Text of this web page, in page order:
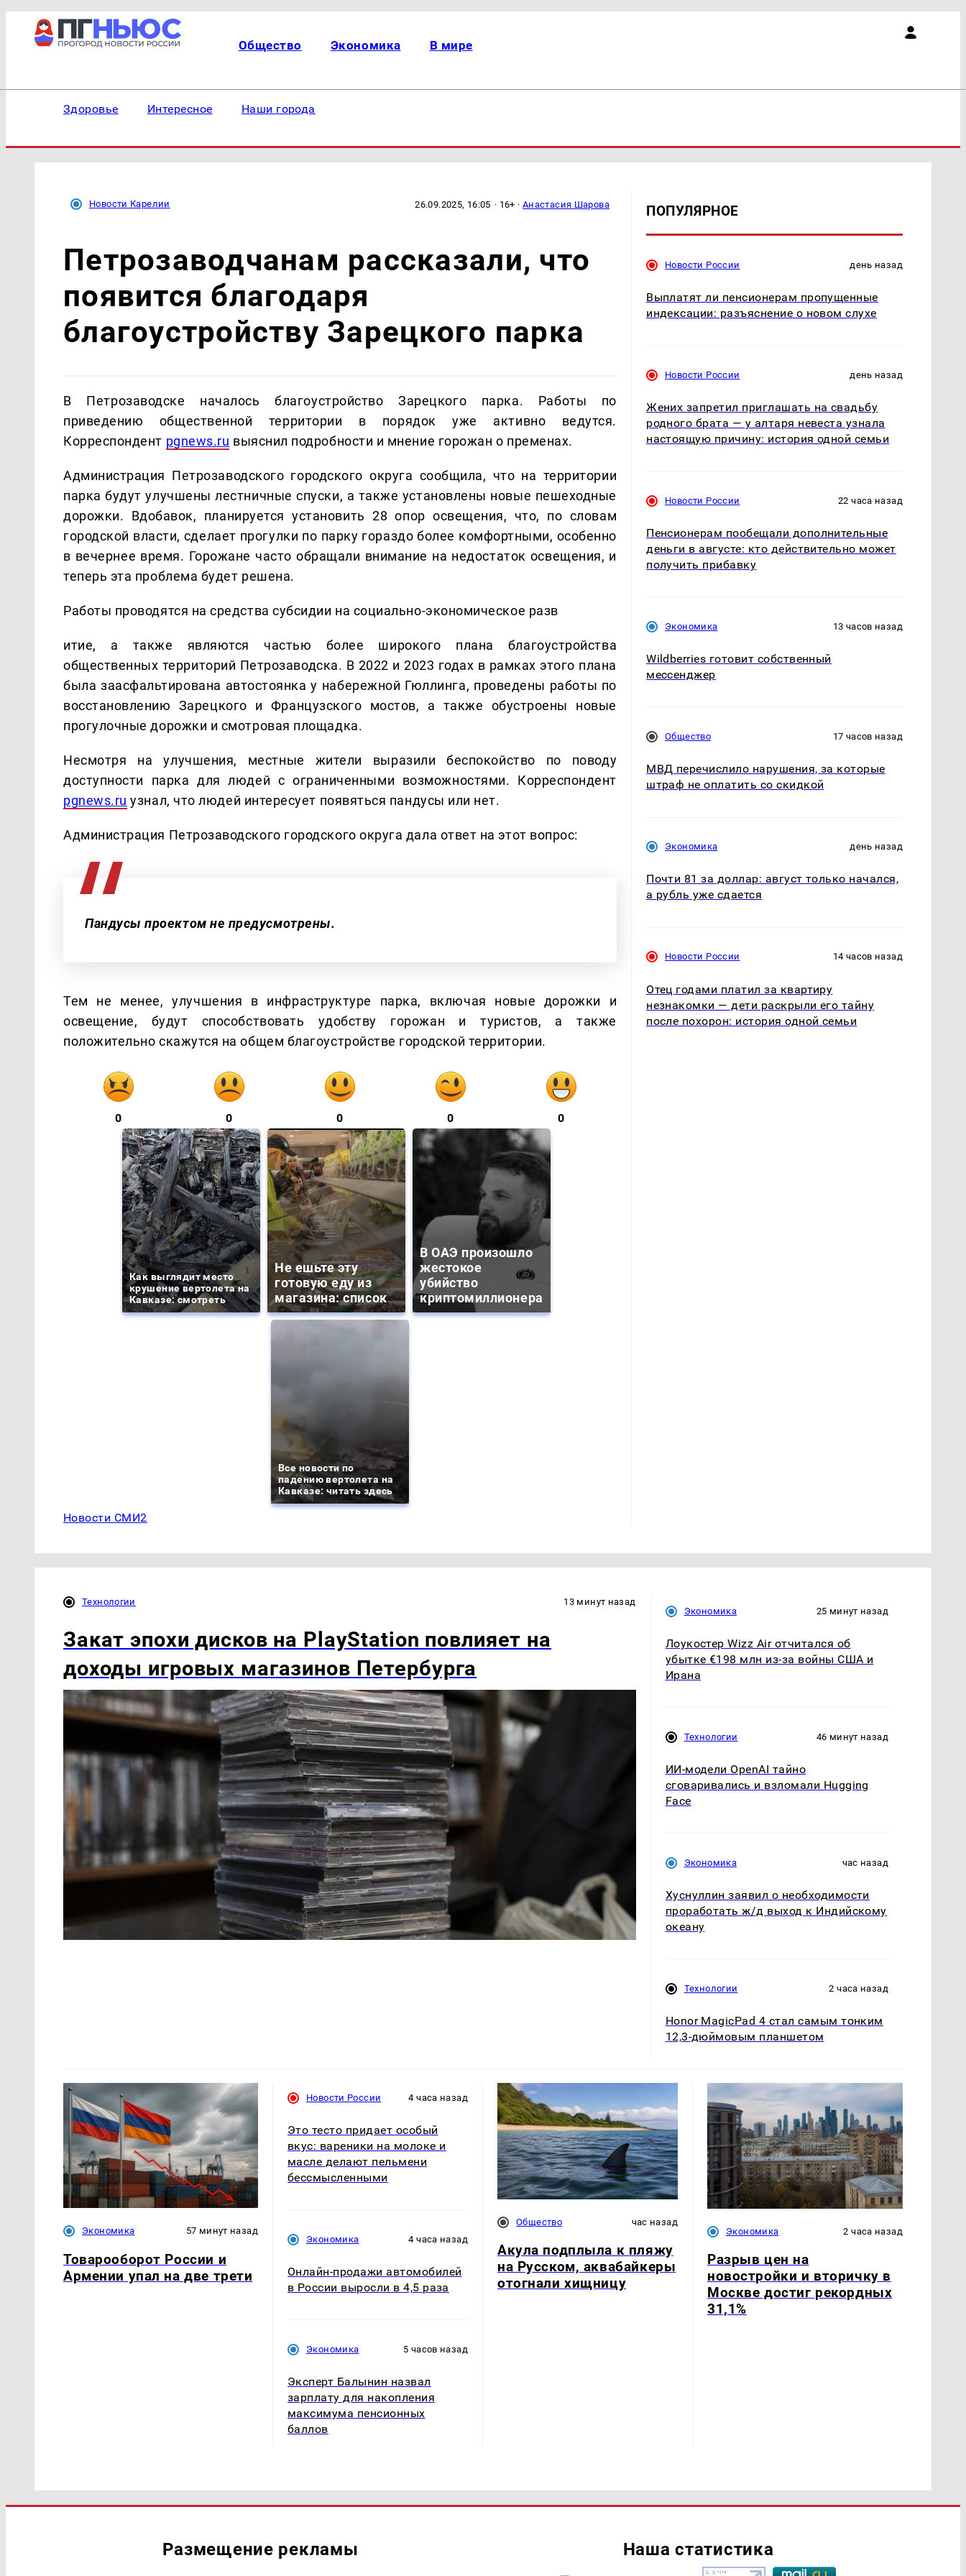
Общество Экономика В мире
Здоровье Интересное Наши города
Новости Карелии 26.09.2025, 16:05 · 16+ · Анастасия Шарова
Петрозаводчанам рассказали, что
появится благодаря
благоустройству Зарецкого парка
В Петрозаводске началось благоустройство Зарецкого парка. Работы по
приведению общественной территории в порядок уже активно ведутся.
Корреспондент pgnews.ru выяснил подробности и мнение горожан о пременах.
Администрация Петрозаводского городского округа сообщила, что на территории
парка будут улучшены лестничные спуски, а также установлены новые пешеходные
дорожки. Вдобавок, планируется установить 28 опор освещения, что, по словам
городской власти, сделает прогулки по парку гораздо более комфортными, особенно
в вечернее время. Горожане часто обращали внимание на недостаток освещения, и
теперь эта проблема будет решена.
Работы проводятся на средства субсидии на социально-экономическое разв
итие, а также являются частью более широкого плана благоустройства
общественных территорий Петрозаводска. В 2022 и 2023 годах в рамках этого плана
была заасфальтирована автостоянка у набережной Гюллинга, проведены работы по
восстановлению Зарецкого и Французского мостов, а также обустроены новые
прогулочные дорожки и смотровая площадка.
Несмотря на улучшения, местные жители выразили беспокойство по поводу
доступности парка для людей с ограниченными возможностями. Корреспондент
pgnews.ru узнал, что людей интересует появяться пандусы или нет.
Администрация Петрозаводского городского округа дала ответ на этот вопрос:
Пандусы проектом не предусмотрены.
Тем не менее, улучшения в инфраструктуре парка, включая новые дорожки и
освещение, будут способствовать удобству горожан и туристов, а также
положительно скажутся на общем благоустройстве городской территории.
0 0 0 0 0
Как выглядит место
крушение вертолета на
Кавказе: смотреть
Не ешьте эту
готовую еду из
магазина: список
В ОАЭ произошло
жестокое
убийство
криптомиллионера
Все новости по
падению вертолета на
Кавказе: читать здесь
Новости СМИ2
ПОПУЛЯРНОЕ
Новости России день назад
Выплатят ли пенсионерам пропущенные
индексации: разъяснение о новом слухе
Новости России день назад
Жених запретил приглашать на свадьбу
родного брата — у алтаря невеста узнала
настоящую причину: история одной семьи
Новости России 22 часа назад
Пенсионерам пообещали дополнительные
деньги в августе: кто действительно может
получить прибавку
Экономика 13 часов назад
Wildberries готовит собственный
мессенджер
Общество 17 часов назад
МВД перечислило нарушения, за которые
штраф не оплатить со скидкой
Экономика день назад
Почти 81 за доллар: август только начался,
а рубль уже сдается
Новости России 14 часов назад
Отец годами платил за квартиру
незнакомки — дети раскрыли его тайну
после похорон: история одной семьи
Технологии 13 минут назад
Закат эпохи дисков на PlayStation повлияет на
доходы игровых магазинов Петербурга
Экономика 25 минут назад
Лоукостер Wizz Air отчитался об
убытке €198 млн из-за войны США и
Ирана
Технологии 46 минут назад
ИИ-модели OpenAI тайно
сговаривались и взломали Hugging
Face
Экономика час назад
Хуснуллин заявил о необходимости
проработать ж/д выход к Индийскому
океану
Технологии 2 часа назад
Honor MagicPad 4 стал самым тонким
12,3-дюймовым планшетом
Экономика 57 минут назад
Товарооборот России и
Армении упал на две трети
Новости России 4 часа назад
Это тесто придает особый
вкус: вареники на молоке и
масле делают пельмени
бессмысленными
Экономика 4 часа назад
Онлайн-продажи автомобилей
в России выросли в 4,5 раза
Экономика 5 часов назад
Эксперт Балынин назвал
зарплату для накопления
максимума пенсионных
баллов
Общество час назад
Акула подплыла к пляжу
на Русском, аквабайкеры
отогнали хищницу
Экономика 2 часа назад
Разрыв цен на
новостройки и вторичку в
Москве достиг рекордных
31,1%
Размещение рекламы Наша статистика